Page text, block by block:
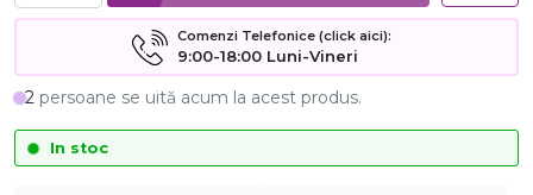
Comenzi Telefonice (click aici):
9:00-18:00 Luni-Vineri
2 persoane se uită acum la acest produs.
In stoc